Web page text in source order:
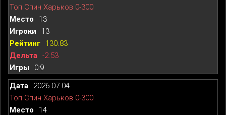
Топ Спин Харьков 0-300
13
13
130.83
-2.53
0:9
2026-07-04
Топ Спин Харьков 0-300
14